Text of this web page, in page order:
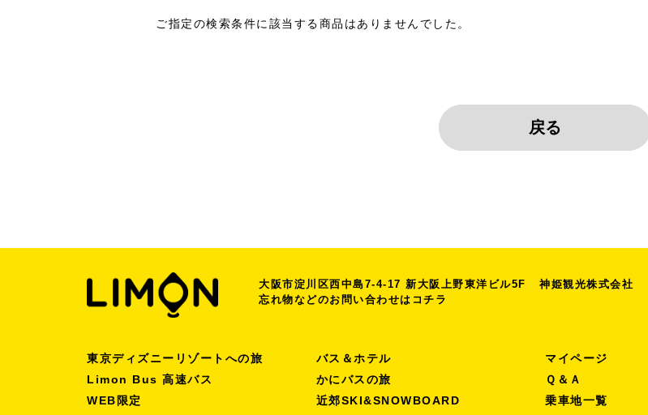
ご指定の検索条件に該当する商品はありませんでした。
大阪市淀川区西中島7-4-17 新大阪上野東洋ビル5F 神姫観光株式会社
忘れ物などのお問い合わせは コチラ
東京ディズニーリゾートへの旅
Limon Bus 高速バス
WEB限定
バス＆ホテル
かにバスの旅
近郊SKI&SNOWBOARD
マイページ
Ｑ＆Ａ
乗車地一覧